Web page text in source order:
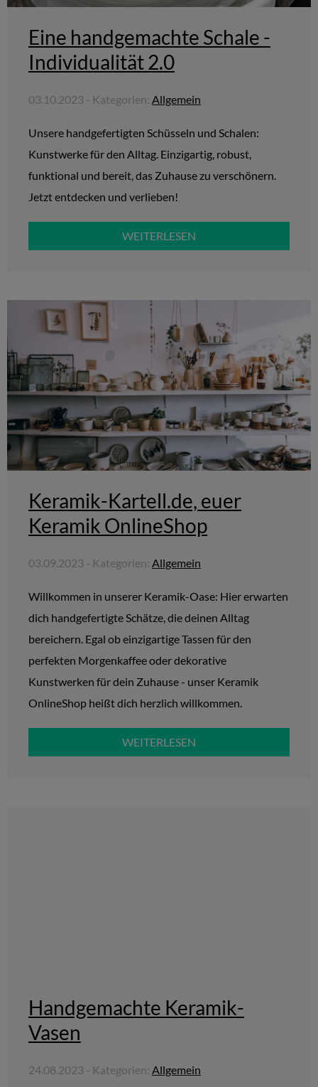
Eine handgemachte Schale -
Individualität 2.0
03.10.2023 - Kategorien: Allgemein
Unsere handgefertigten Schüsseln und Schalen:
Kunstwerke für den Alltag. Einzigartig, robust,
funktional und bereit, das Zuhause zu verschönern.
Jetzt entdecken und verlieben!
WEITERLESEN
Keramik-Kartell.de, euer
Keramik OnlineShop
03.09.2023 - Kategorien: Allgemein
Willkommen in unserer Keramik-Oase: Hier erwarten
dich handgefertigte Schätze, die deinen Alltag
bereichern. Egal ob einzigartige Tassen für den
perfekten Morgenkaffee oder dekorative
Kunstwerken für dein Zuhause - unser Keramik
OnlineShop heißt dich herzlich willkommen.
WEITERLESEN
Handgemachte Keramik-
Vasen
24.08.2023 - Kategorien: Allgemein